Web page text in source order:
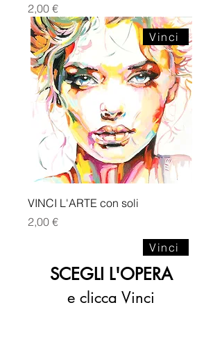
Prezzo
2,00 €
VINCI L'ARTE con soli
Prezzo
2,00 €
Vinci
Vinci
SCEGLI L'OPERA
e clicca Vinci